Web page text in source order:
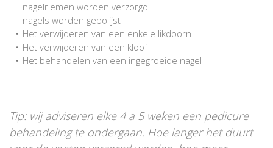
nagelriemen worden verzorgd
nagels worden gepolijst
Het verwijderen van een enkele likdoorn
Het verwijderen van een kloof
Het behandelen van een ingegroeide nagel
Tip: wij adviseren elke 4 a 5 weken een pedicure
behandeling te ondergaan. Hoe langer het duurt